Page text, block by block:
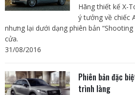
Hãng thiết kế X-
ý tưởng về chiếc
nhưng lại dưới dạng phiên bản
cửa.
31/08/2016
Phiên bản đặc
trình làng